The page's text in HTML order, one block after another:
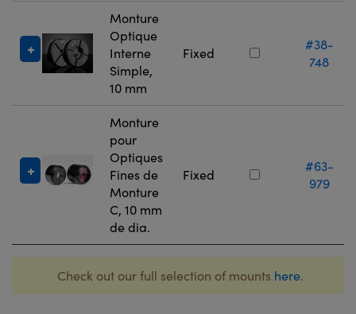
Monture
Optique
Interne
Simple,
10 mm
Fixed
#38-
748
Monture
pour
Optiques
Fines de
Monture
C, 10 mm
de dia.
Fixed
#63-
979
Check out our full selection of mounts here.